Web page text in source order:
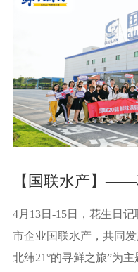
【国联水产】
4月13日-15日，花生日
市企业国联水产，共同
北纬21°的寻鲜之旅”为